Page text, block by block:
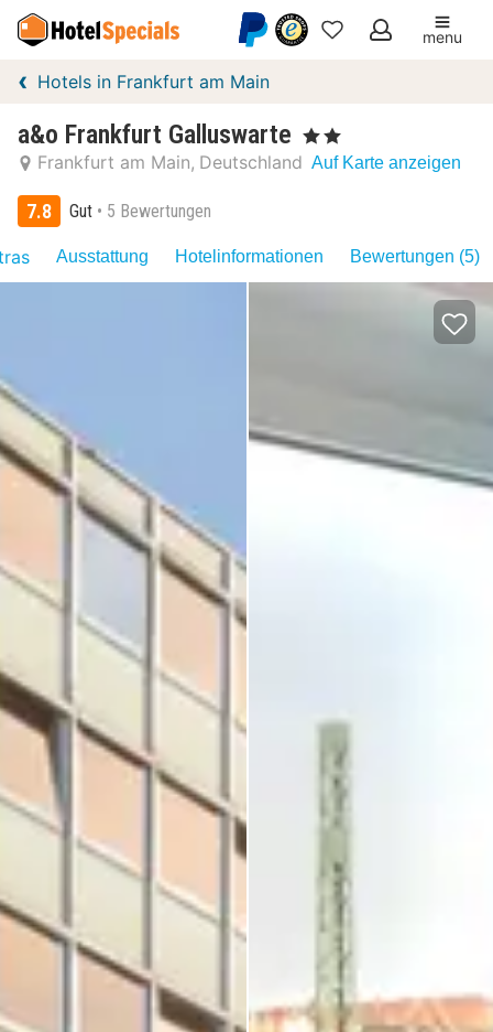
Meine
menu
Hotels in Frankfurt am Main
a&o Frankfurt Galluswarte , 2 Sterne
Frankfurt am Main Deutschland Auf Karte anzeigen
7.8 Gut 5 Bewertungen
Ausstattung Hotelinformationen Bewertungen (5)